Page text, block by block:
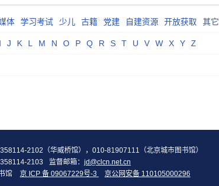
体 学习考试 少儿 古籍 党建 自建资源 开放获取 其它
I J K L M N O P Q R S T U V W X Y Z
2102（华威桥馆），010-81907111（北京城市图书馆）
2103
监督邮箱： jd@clcn.net.cn
馆
京 ICP 备 09067229号-3 京公网安备 110105000296